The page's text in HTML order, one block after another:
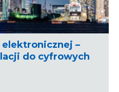
–
do cyfrowych